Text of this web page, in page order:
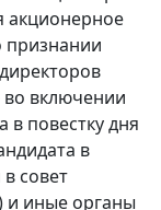
акционерное
признании
во включении
повестку дня
в
совет
и иные органы